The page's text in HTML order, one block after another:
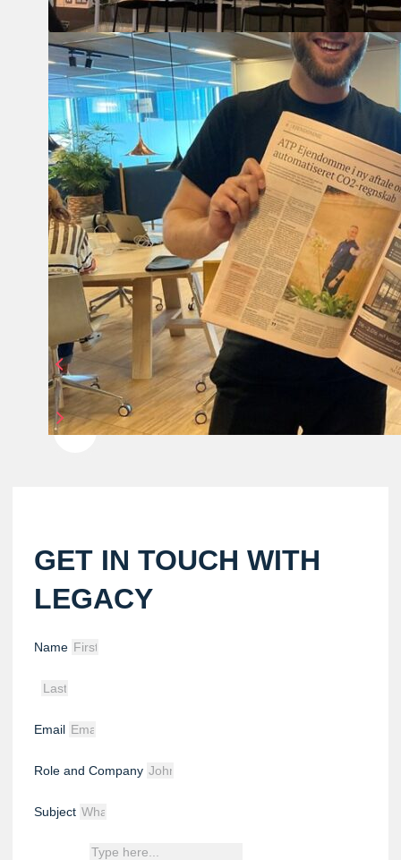
GET IN TOUCH WITH
LEGACY
Name
Email
Role and Company
Subject